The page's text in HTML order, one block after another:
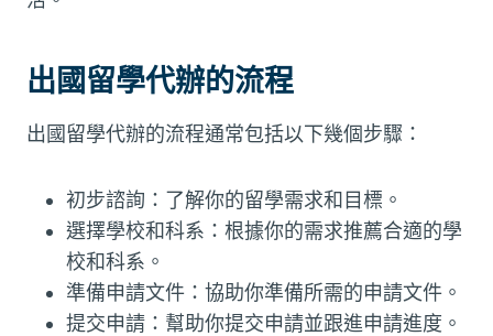
出國留學代辦的流程
出國留學代辦的流程通常包括以下幾個步驟：
初步諮詢：了解你的留學需求和目標。
選擇學校和科系：根據你的需求推薦合適的學
校和科系。
準備申請文件：協助你準備所需的申請文件。
提交申請：幫助你提交申請並跟進申請進度。